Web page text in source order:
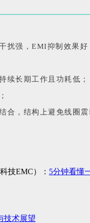
扰强，EMI抑制效果好
续长期工作且功耗低；
合，结构上避免线圈震
技EMC）： 5分钟看懂
技术展望